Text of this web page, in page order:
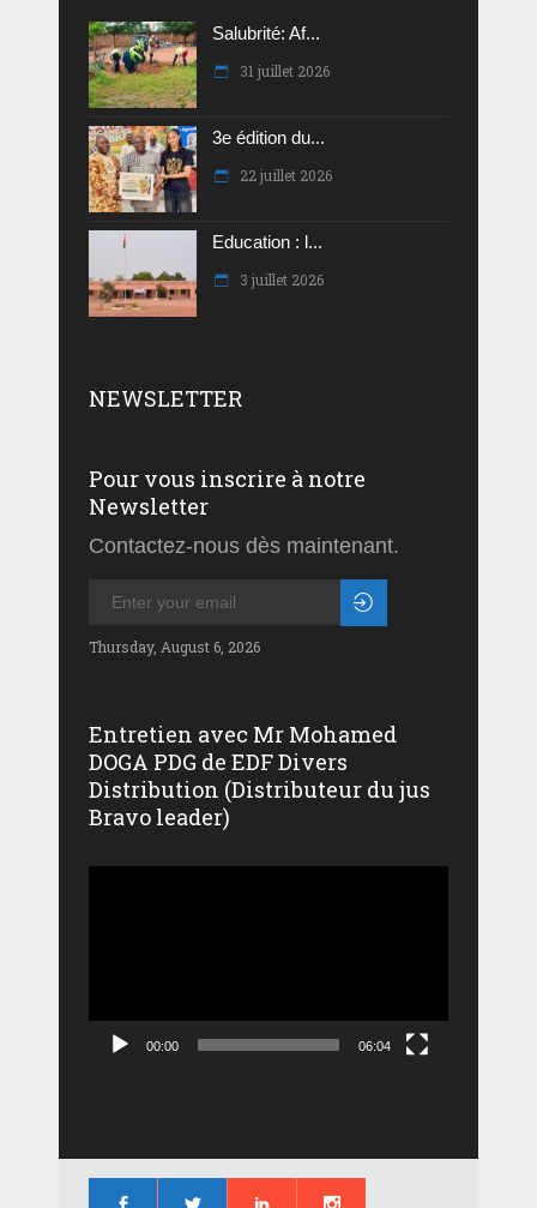
Salubrité: Af...
31 juillet 2026
3e édition du...
22 juillet 2026
Education : l...
3 juillet 2026
NEWSLETTER
Pour vous inscrire à notre
Newsletter
Contactez-nous dès maintenant.
Thursday, August 6, 2026
Entretien avec Mr Mohamed
DOGA PDG de EDF Divers
Distribution (Distributeur du jus
Bravo leader)
00:00 06:04